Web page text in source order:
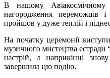
В нашому Авіакосмічному
нагородження переможців і
пройшов у дуже теплій і
На початку церемонії
музичного мистецтва естради
настрій, а наприкінці
завершила цю подію.